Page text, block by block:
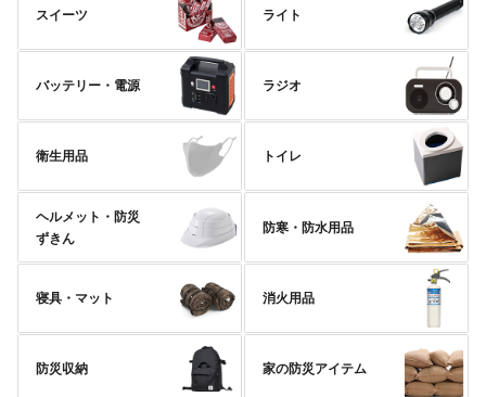
スイーツ ライト
バッテリー・電源 ラジオ
衛生用品 トイレ
ヘルメット・防災
ずきん
防寒・防水用品
寝具・マット 消火用品
防災収納 家の防災アイテム